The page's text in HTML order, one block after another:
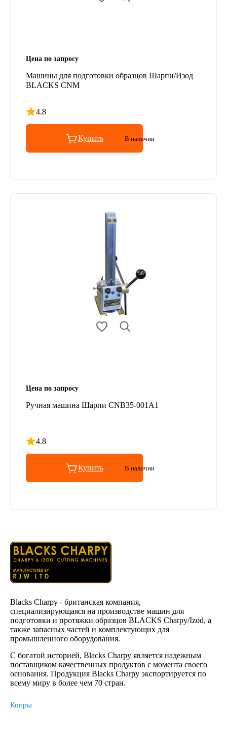
Цена по запросу
Машины для подготовки образцов Шарпи/Изод
BLACKS CNM
4.8
Рейтинг 4.8 из 5
Купить В наличии
Цена по запросу
Ручная машина Шарпи CNB35-001A1
4.8
Рейтинг 4.8 из 5
Купить В наличии
Blacks Charpy - британская компания,
специализирующаяся на производстве машин для
подготовки и протяжки образцов BLACKS Charpy/Izod, а
также запасных частей и комплектующих для
промышленного оборудования.
С богатой историей, Blacks Charpy является надежным
поставщиком качественных продуктов с момента своего
основания. Продукция Blacks Charpy экспортируется по
всему миру в более чем 70 стран.
Копры